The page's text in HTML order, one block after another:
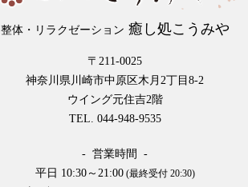
整体・リラクゼーション 癒し処こうみや
〒211-0025
神奈川県川崎市中原区木月2丁目8-2
ウイング元住吉2階
TEL. 044-948-9535
- 営業時間 -
平日 10:30～21:00(最終受付 20:30)